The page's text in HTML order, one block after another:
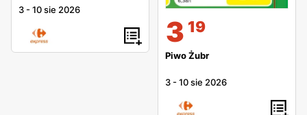
3 -10 sie 2026
3 19
Piwo Żubr
3 -10 sie 2026